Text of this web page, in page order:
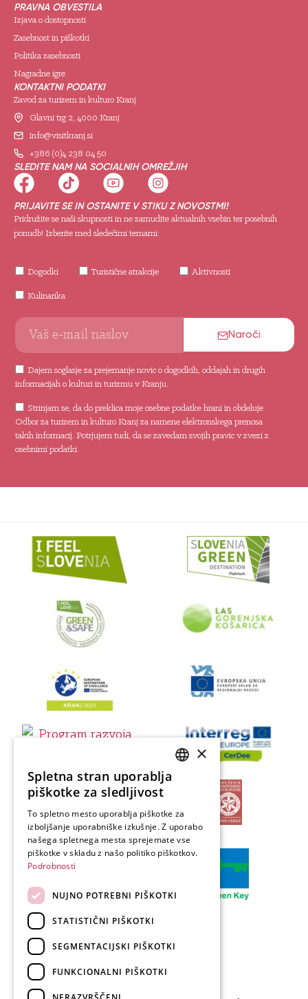
PRAVNA OBVESTILA
Izjava o dostopnosti
Zasebnost in piškotki
Politika zasebnosti
Nagradne igre
KONTAKTNI PODATKI
Zavod za turizem in kulturo Kranj
Glavni trg 2, 4000 Kranj
info@visitkranj.si
+386 (0)4 238 04 50
SLEDITE NAM NA SOCIALNIH OMREŽJIH
PRIJAVITE SE IN OSTANITE V STIKU Z NOVOSTMI!
Pridružite se naši skupnosti in ne zamudite aktualnih vsebin ter posebnih
ponudb! Izberite med sledečimi temami:
Dogodki Turistične atrakcije Aktivnosti
Kulinarika
Dajem soglasje za prejemanje novic o dogodkih, oddajah in drugih
informacijah o kulturi in turizmu v Kranju.
Strinjam se, da do preklica moje osebne podatke hrani in obdeluje
Odbor za turizem in kulturo Kranj za namene elektronskega prenosa
takih informacij. Potrjujem tudi, da se zavedam svojih pravic v zvezi z
osebnimi podatki.
Naroči
SLOVENIAN
GERMAN
ITALIAN
×
Spletna stran uporablja
piškotke za sledljivost
To spletno mesto uporablja piškotke za
izboljšanje uporabniške izkušnje. Z uporabo
našega spletnega mesta sprejemate vse
piškotke v skladu z našo politiko piškotkov.
Podrobnosti
NUJNO POTREBNI PIŠKOTKI
STATISTIČNI PIŠKOTKI
SEGMENTACIJSKI PIŠKOTKI
FUNKCIONALNI PIŠKOTKI